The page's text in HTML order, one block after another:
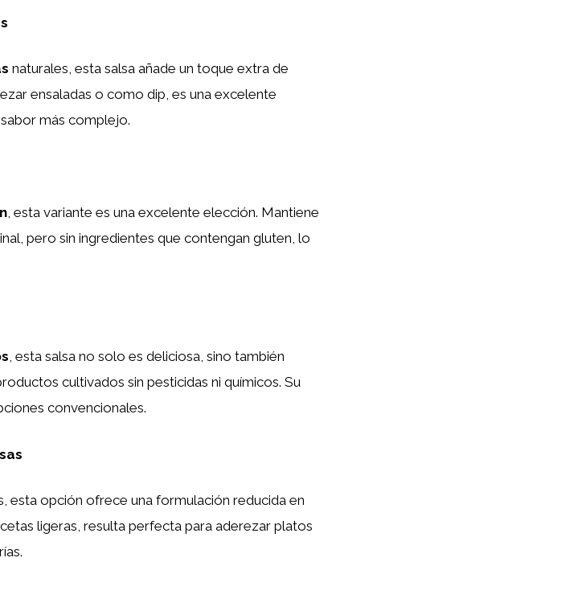
naturales, esta salsa añade un toque extra de
ensaladas o como dip, es una excelente
más complejo.
, esta variante es una excelente elección. Mantiene
pero sin ingredientes que contengan gluten, lo
, esta salsa no solo es deliciosa, sino también
cultivados sin pesticidas ni químicos. Su
convencionales.
esta opción ofrece una formulación reducida en
ligeras, resulta perfecta para aderezar platos